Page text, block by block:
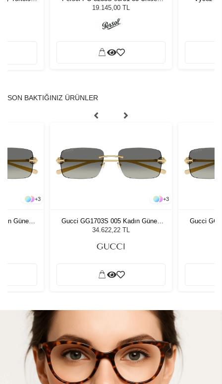
Güneş Gözlüğü
19.145,00 TL
SON BAKTIĞINIZ ÜRÜNLER
+3
Güneş
+3
Gucci GG1703S 005 Kadın Güneş
Gözlüğü
34.622,22 TL
Gucci